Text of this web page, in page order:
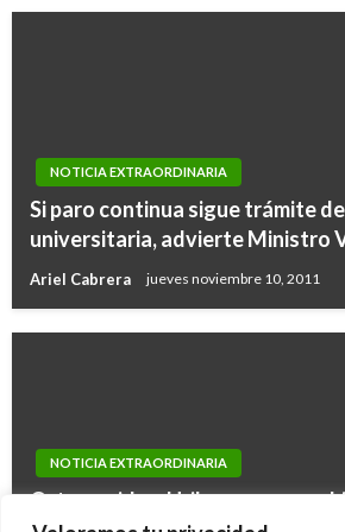
NOTICIA EXTRAORDINARIA
Si paro continua sigue trámite
universitaria, advierte Ministro
Ariel Cabrera jueves noviembre 10, 2011
NOTICIA EXTRAORDINARIA
Ortega pide a Uribe que en